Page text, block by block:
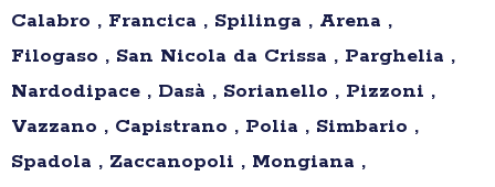
Calabro , Francica , Spilinga , Arena ,
Filogaso , San Nicola da Crissa , Parghelia ,
Nardodipace , Dasà , Sorianello , Pizzoni ,
Vazzano , Capistrano , Polia , Simbario ,
Spadola , Zaccanopoli , Mongiana ,